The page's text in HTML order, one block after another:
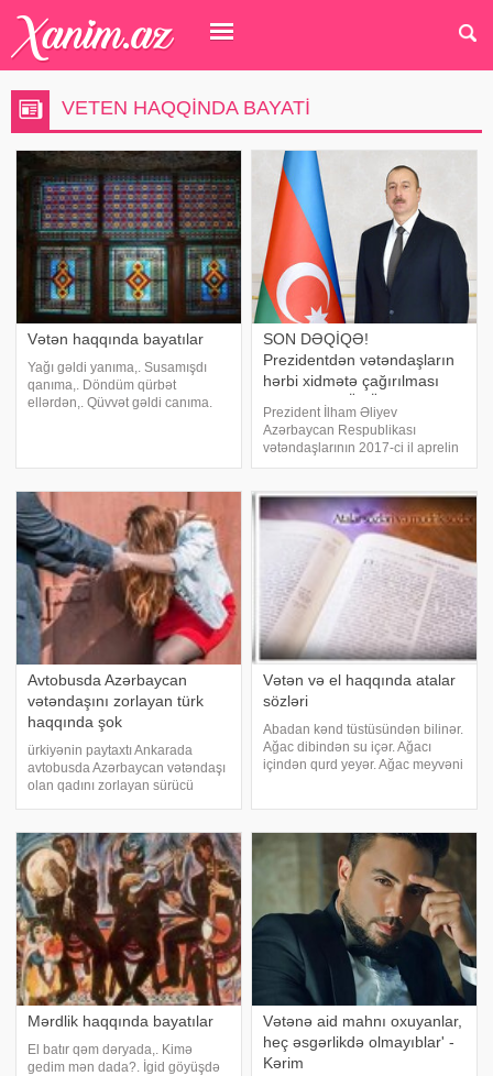
VETEN HAQQINDA BAYATI
Vətən haqqında bayatılar
Yağı gəldi yanıma,. Susamışdı
qanıma,. Döndüm qürbət
ellərdən,. Qüvvət gəldi canıma.
gələnə,. Gözə
SON DƏQİQƏ!
Prezidentdən vətəndaşların
hərbi xidmətə çağırılması
haqqında MÜHÜM
SƏRƏNCAM
Prezident İlham Əliyev
Azərbaycan Respublikası
vətəndaşlarının 2017-ci il aprelin
1-dən 30-dək müddətli həqiqi
müddətli həqiqi hərbi xidmət
hərbi qulluqçularının ehtiyata
buraxılması haqqınd
Avtobusda Azərbaycan
vətəndaşını zorlayan türk
haqqında şok
ürkiyənin paytaxtı Ankarada
avtobusda Azərbaycan vətəndaşı
olan qadını zorlayan sürücü
istinadla verdiyi məlumata görə,
İbrahim Tuncay adlı sürücünün
başqa cinayətlər
Vətən və el haqqında atalar
sözləri
Abadan kənd tüstüsündən bilinər.
Ağac dibindən su içər. Ağacı
içindən qurd yeyər. Ağac meyvəni
gərəkdir. Ana kimi yar olmaz
Mərdlik haqqında bayatılar
El batır qəm dəryada,. Kimə
gedim mən dada?. İgid göyüşdə
Vətənə aid mahnı oxuyanlar,
heç əsgərlikdə olmayıblar' -
Kərim